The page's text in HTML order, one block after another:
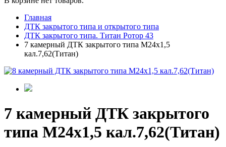
Главная
ДТК закрытого типа и открытого типа
ДТК закрытого типа. Титан Ротор 43
7 камерный ДТК закрытого типа М24х1,5
кал.7,62(Титан)
7 камерный ДТК закрытого
типа М24х1,5 кал.7,62(Титан)